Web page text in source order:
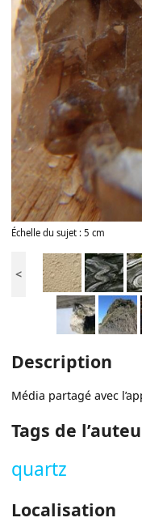
Échelle du sujet : 5 cm
<
Description
Média partagé avec
Tags de
quartz
Localisation